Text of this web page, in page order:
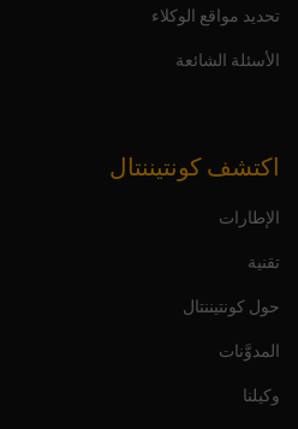
تحديد مواقع الوكلاء
الأسئلة الشائعة
اكتشف كونتيننتال
الإطارات
تقنية
حول كونتيننتال
المدوَّنات
وكيلنا